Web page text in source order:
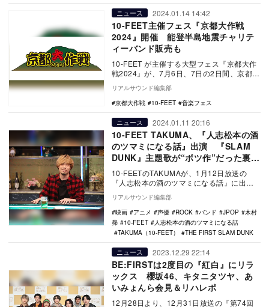
ニュース 2024.01.14 14:42
10-FEET主催フェス『京都大作戦
2024』開催 能登半島地震チャリテ
ィーバンド販売も
10-FEET が主催する大型フェス『京都大作
戦2024』が、7月6日、7日の2日間、京都府
立山城総合運動公園 太陽が丘 特設野…
リアルサウンド編集部
京都大作戦
10-FEET 音楽フェス
ニュース 2024.01.11 20:16
10-FEET TAKUMA、『人志松本の酒
のツマミになる話』出演 『SLAM
DUNK』主題歌が“ボツ作”だった裏話
披露
10-FEETのTAKUMAが、1月12日放送の
『人志松本の酒のツマミになる話』に出演
する。 同番組は、“お酒の席が盛り上が…
リアルサウンド編集部
映画
アニメ 声優 ROCK バンド JPOP
木村
昴
10-FEET
人志松本の酒のツマミになる話
TAKUMA（10-FEET）
THE FIRST SLAM DUNK
ニュース 2023.12.29 22:14
BE:FIRSTは2度目の『紅白』にリラ
ックス 櫻坂46、キタニタツヤ、あ
いみょんら会見＆リハレポ
12月28日より、12月31日放送の『第74回